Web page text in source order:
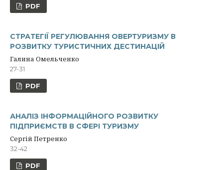
PDF
СТРАТЕГІЇ РЕГУЛЮВАННЯ ОВЕРТУРИЗМУ В
РОЗВИТКУ ТУРИСТИЧНИХ ДЕСТИНАЦІЙ
Галина Омельченко
27-31
PDF
АНАЛІЗ ІНФОРМАЦІЙНОГО РОЗВИТКУ
ПІДПРИЄМСТВ В СФЕРІ ТУРИЗМУ
Сергій Петренко
32-42
PDF